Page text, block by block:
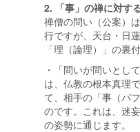
2. 「事」の禅に対す
禅僧の問い（公案）
行ですが、天台・日
「理（論理）」の裏
・「問いが問いとし
は、仏教の根本真理
て、相手の「事（パ
のです。これは、迷
の姿勢に通じます。